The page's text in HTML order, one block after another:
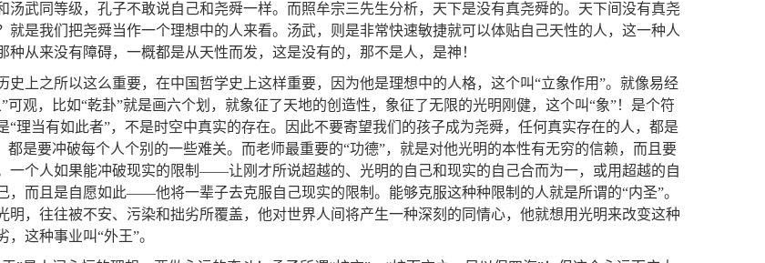
汤武同等级，孔子不敢说自己和尧舜一样。而照牟宗三先生分析，天下是没有真尧舜的。天下间没有真尧
就是我们把尧舜当作一个理想中的人来看。汤武，则是非常快速敏捷就可以体贴自己天性的人，这一种人
种从来没有障碍，一概都是从天性而发，这是没有的，那不是人，是神！
史上之所以这么重要，在中国哲学史上这样重要，因为他是理想中的人格，这个叫“立象作用”。就像易经
可观，比如“乾卦”就是画六个划，就象征了天地的创造性，象征了无限的光明刚健，这个叫“象”！是个符
“理当有如此者”，不是时空中真实的存在。因此不要寄望我们的孩子成为尧舜，任何真实存在的人，都是
都是要冲破每个人个别的一些难关。而老师最重要的“功德”，就是对他光明的本性有无穷的信赖，而且要
一个人如果能冲破现实的限制——让刚才所说超越的、光明的自己和现实的自己合而为一，或用超越的自
，而且是自愿如此——他将一辈子去克服自己现实的限制。能够克服这种种限制的人就是所谓的“内圣”。
明，往往被不安、污染和拙劣所覆盖，他对世界人间将产生一种深刻的同情心，他就想用光明来改变这种
，这种事业叫“外王”。